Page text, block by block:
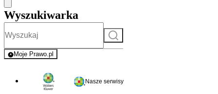
Wyszukiwarka
Szukaj
Moje Prawo.pl
- rejestracja i logowanie do serwisu
Nasze serwisy